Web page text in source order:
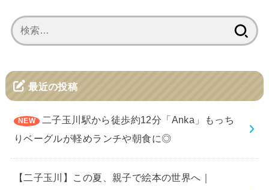
索:
最近の投稿
二子玉川駅から徒歩約12分「Anka」もっち
りベーグルが軽めランチや朝食に◎
【二子玉川】この夏、親子で絵本の世界へ｜